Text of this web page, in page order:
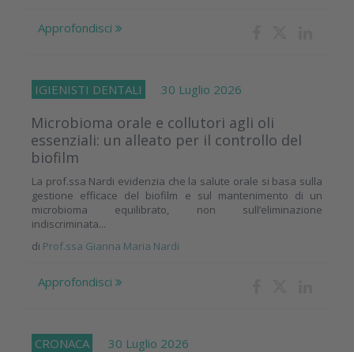
Approfondisci
IGIENISTI DENTALI 30 Luglio 2026
Microbioma orale e collutori agli oli
essenziali: un alleato per il controllo del
biofilm
La prof.ssa Nardi evidenzia che la salute orale si basa sulla
gestione efficace del biofilm e sul mantenimento di un
microbioma equilibrato, non sull’eliminazione
indiscriminata...
di Prof.ssa Gianna Maria Nardi
Approfondisci
CRONACA 30 Luglio 2026